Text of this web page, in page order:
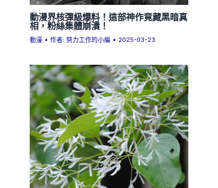
動漫界核彈級爆料！這部神作竟藏黑暗真
相，粉絲集體崩潰！
動漫 • 作者:努力工作的小編 • 2025-03-23